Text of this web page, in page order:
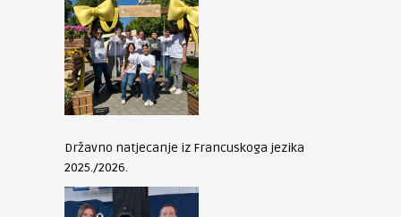
Državno natjecanje iz Francuskoga jezika
2025./2026.